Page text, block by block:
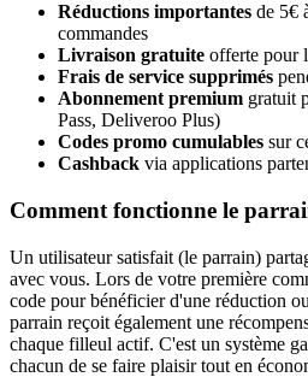
Réductions importantes de 5€
commandes
Livraison gratuite offerte pour
Frais de service supprimés
Abonnement premium gratuit
Pass, Deliveroo Plus)
Codes promo cumulables sur
Cashback via applications
Comment fonctionne le
Un utilisateur satisfait (le parrain)
avec vous. Lors de votre première
code pour bénéficier d'une réduction
parrain reçoit également une
chaque filleul actif. C'est un système
chacun de se faire plaisir tout en